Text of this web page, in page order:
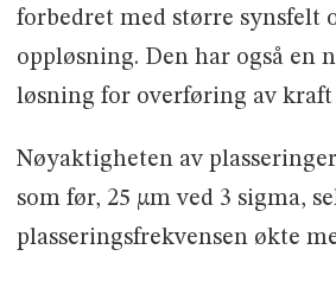
forbedret med større synsfelt
oppløsning. Den har også en
løsning for overføring av kraft
Nøyaktigheten av
som før, 25 μm ved 3 sigma,
plasseringsfrekvensen økte